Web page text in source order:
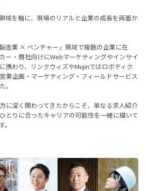
域を軸に、現場のリアルと企業の成長を両面か
造業 × ベンチャー」領域で複数の企業に在
ー・商社向けにWebマーケティングやインサイ
携わり、リンクウィズやMujinではロボティク
業企画・マーケティング・フィールドサービス
。
に深く関わってきたからこそ、単なる求人紹介
とりに合ったキャリアの可能性を一緒に描いて